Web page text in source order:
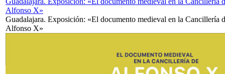
Alfonso X»
Guadalajara. Exposición: «El documento medieval en la Cancillería
Alfonso X»